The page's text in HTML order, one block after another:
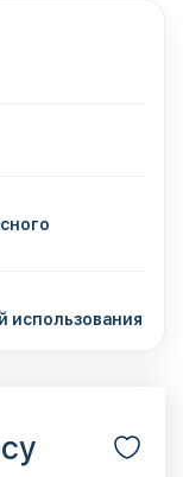
использования